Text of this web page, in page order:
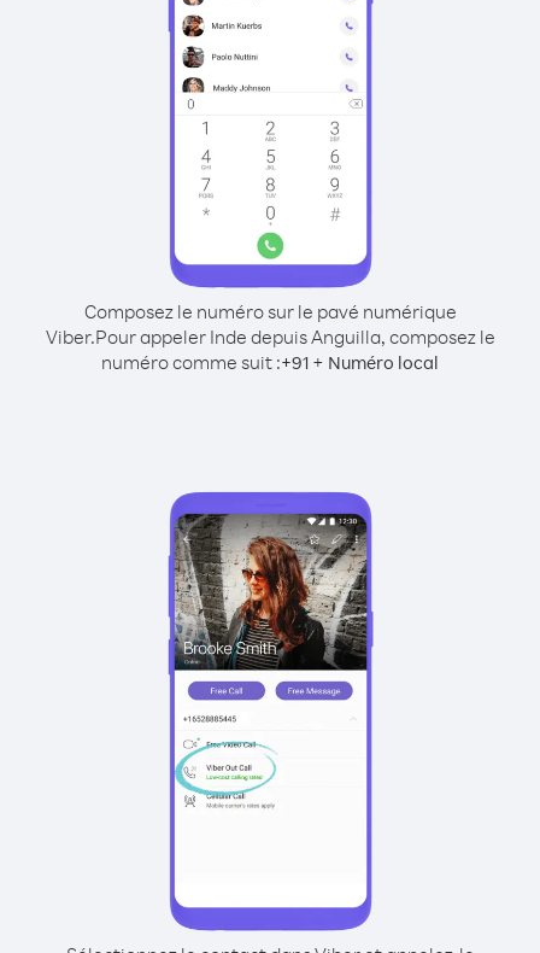
Composez le numéro sur le pavé numérique
Viber.Pour appeler Inde depuis Anguilla, composez le
numéro comme suit :+91 + Numéro local